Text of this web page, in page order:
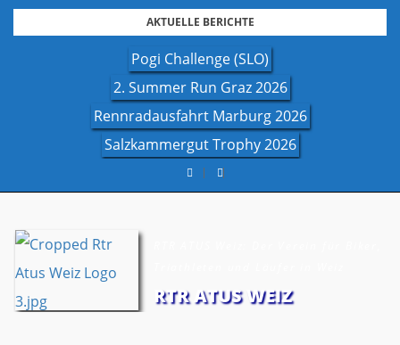
Skip
AKTUELLE BERICHTE
Pogi Challenge (SLO)
2. Summer Run Graz 2026
Rennradausfahrt Marburg 2026
Salzkammergut Trophy 2026
RTR ATUS WEIZ